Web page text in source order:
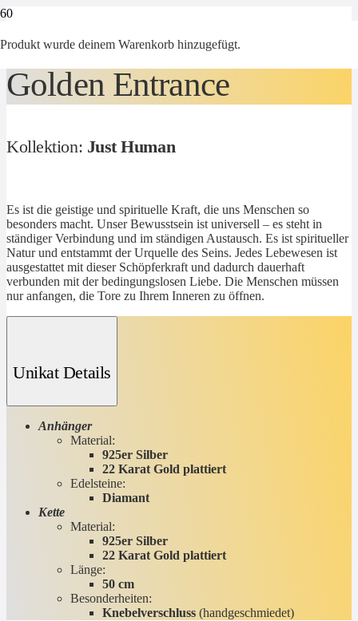
Produkt wurde deinem Warenkorb hinzugefügt.
Golden Entrance
Kollektion: Just Human
Es ist die geistige und spirituelle Kraft, die uns Menschen so
besonders macht. Unser Bewusstsein ist universell – es steht in
ständiger Verbindung und im ständigen Austausch. Es ist spiritueller
Natur und entstammt der Urquelle des Seins. Jedes Lebewesen ist
ausgestattet mit dieser Schöpferkraft und dadurch dauerhaft
verbunden mit der bedingungslosen Liebe. Die Menschen müssen
nur anfangen, die Tore zu Ihrem Inneren zu öffnen.
Unikat Details
Anhänger
Material:
925er Silber
22 Karat Gold plattiert
Edelsteine:
Diamant
Kette
Material:
925er Silber
22 Karat Gold plattiert
Länge:
50 cm
Besonderheiten:
Knebelverschluss (handgeschmiedet)